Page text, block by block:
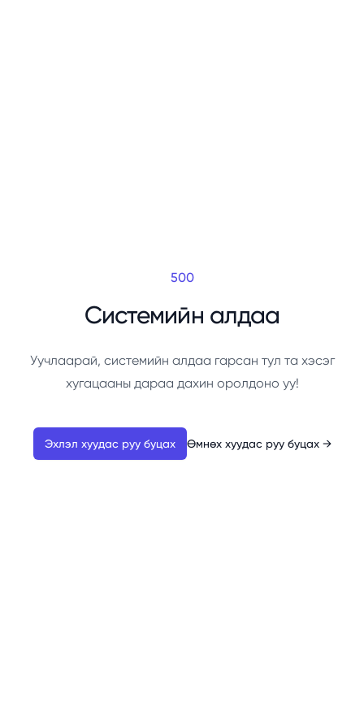
500
Системийн алдаа
Уучлаарай, системийн алдаа гарсан тул та хэсэг
хугацааны дараа дахин оролдоно уу!
Эхлэл хуудас руу буцах Өмнөх хуудас руу буцах →